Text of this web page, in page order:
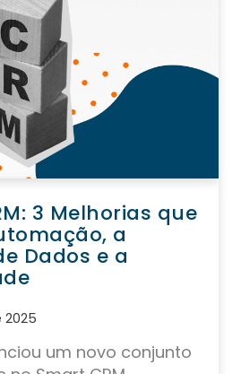
3 Melhorias que
a
Dados e a
2025
um novo conjunto